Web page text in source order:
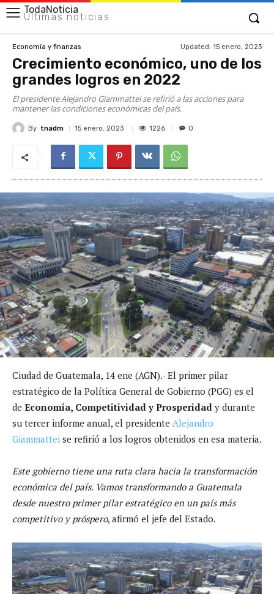
TodaNoticia
Últimas noticias
Economía y finanzas Updated: 15 enero, 2023
Crecimiento económico, uno de los
grandes logros en 2022
El presidente Alejandro Giammattei se refirió a las acciones para
mantener las condiciones económicas del país.
By tnadm 15 enero, 2023 1226 0
Ciudad de Guatemala, 14 ene (AGN).- El primer pilar
estratégico de la Política General de Gobierno (PGG) es el
de Economía, Competitividad y Prosperidad y durante
su tercer informe anual, el presidente Alejandro
Giammattei se refirió a los logros obtenidos en esa materia.
Este gobierno tiene una ruta clara hacia la transformación
económica del país. Vamos transformando a Guatemala
desde nuestro primer pilar estratégico en un país más
competitivo y próspero, afirmó el jefe del Estado.